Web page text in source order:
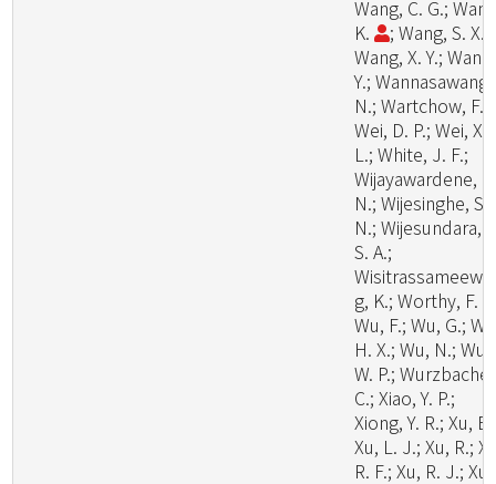
Wang, C. G.;
K.
; Wang, S. X.;
Wang, X. Y.; Wang,
Y.; Wannasawang,
N.; Wartchow, F.;
Wei, D. P.; Wei, X.
L.; White, J. F.;
Wijayawardene,
N.; Wijesinghe, S.
N.; Wijesundara,
S. A.;
g, K.; Worthy, F.
Wu, F.; Wu, G.;
H. X.; Wu, N.; Wu,
W. P.;
C.; Xiao, Y. P.;
Xiong, Y. R.; Xu,
Xu, L. J.; Xu, R.;
R. F.; Xu, R. J.; Xu,